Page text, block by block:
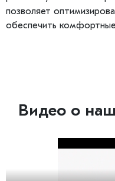
позволяет
обеспечить
Видео о